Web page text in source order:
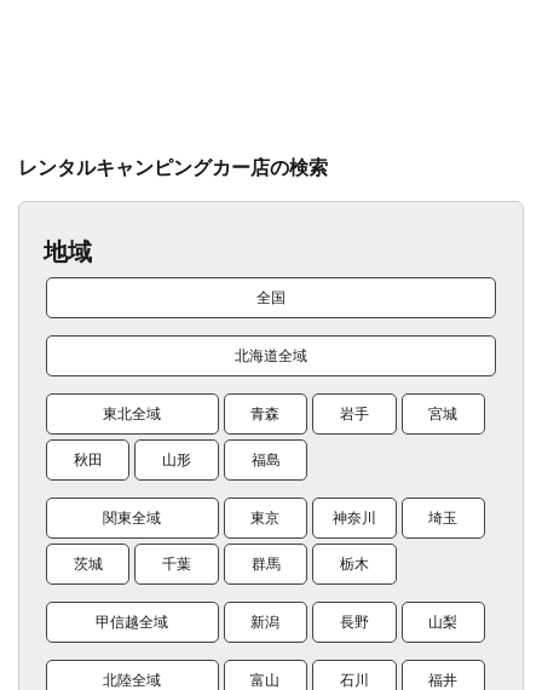
レンタルキャンピングカー店の検索
地域
全国
北海道全域
東北全域 青森 岩手 宮城
秋田 山形 福島
関東全域 東京 神奈川 埼玉
茨城 千葉 群馬 栃木
甲信越全域 新潟 長野 山梨
北陸全域 富山 石川 福井